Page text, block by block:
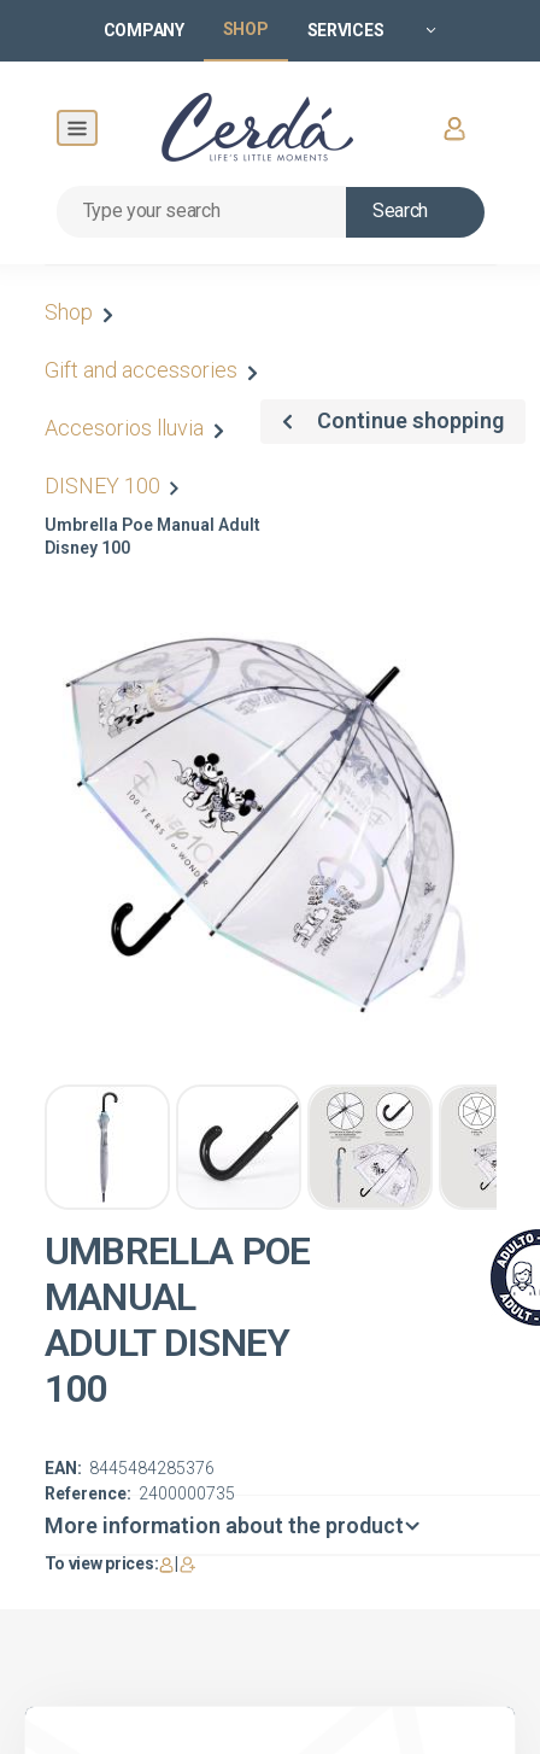
COMPANY SHOP SERVICES
Search
Shop
Gift and accessories
Accesorios lluvia
DISNEY 100
Umbrella Poe Manual Adult
Disney 100
Continue shopping
UMBRELLA POE
MANUAL
ADULT DISNEY
100
Reference: 2400000735
EAN: 8445484285376
More information about the product
To view prices: